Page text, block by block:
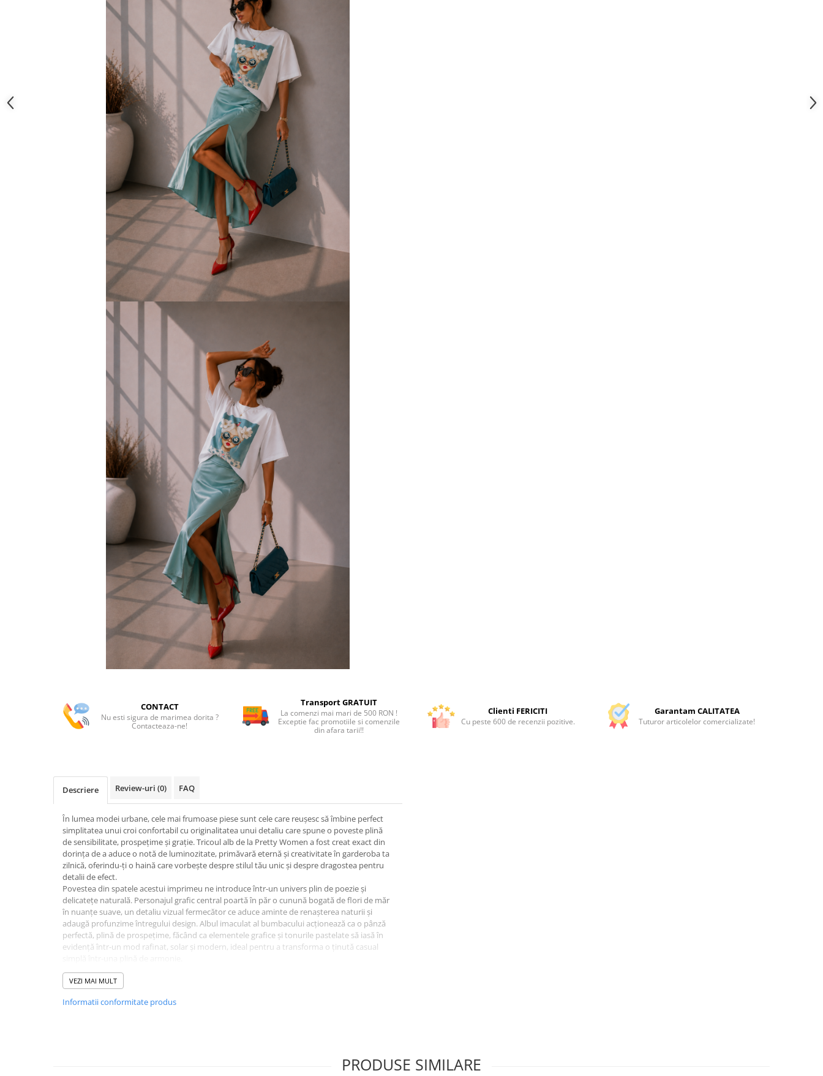
CONTACT
Nu esti sigura de marimea dorita ?
Contacteaza-ne!
Transport GRATUIT
La comenzi mai mari de 500 RON !
Exceptie fac promotiile si comenzile
din afara tarii!!
Clienti FERICITI
Cu peste 600 de recenzii pozitive.
Garantam CALITATEA
Tuturor articolelor comercializate!
Descriere Review-uri (0) FAQ
În lumea modei urbane, cele mai frumoase piese sunt cele care reușesc să îmbine perfect
simplitatea unui croi confortabil cu originalitatea unui detaliu care spune o poveste plină
de sensibilitate, prospețime și grație. Tricoul alb de la Pretty Women a fost creat exact din
dorința de a aduce o notă de luminozitate, primăvară eternă și creativitate în garderoba ta
zilnică, oferindu-ți o haină care vorbește despre stilul tău unic și despre dragostea pentru
detalii de efect.
Povestea din spatele acestui imprimeu ne introduce într-un univers plin de poezie și
delicatețe naturală. Personajul grafic central poartă în păr o cunună bogată de flori de măr
în nuanțe suave, un detaliu vizual fermecător ce aduce aminte de renașterea naturii și
adaugă profunzime întregului design. Albul imaculat al bumbacului acționează ca o pânză
perfectă, plină de prospețime, făcând ca elementele grafice și tonurile pastelate să iasă în
evidență într-un mod rafinat, solar și modern, ideal pentru a transforma o ținută casual
Când îmbraci acest tricou, te bucuri de atingerea delicată a bumbacului premium care îți
lasă pielea să respire în zilele lungi și calde. Croiala sa generoasă și elasticitatea medie îți
încredere, fie că alegi să îl porți la o plimbare relaxată prin oraș, fie în momentele tale
unui design grafic creat să celebreze feminitatea în cel mai pur și ingenuis mod posibil.
VEZI MAI MULT
Informatii conformitate produs
PRODUSE SIMILARE